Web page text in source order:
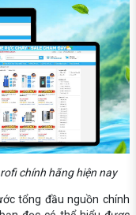
chính hãng hiện nay
tổng đầu nguồn chính